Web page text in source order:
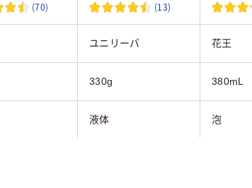
(70) (13)
ユニリーバ 花王
330g 380mL
液体 泡